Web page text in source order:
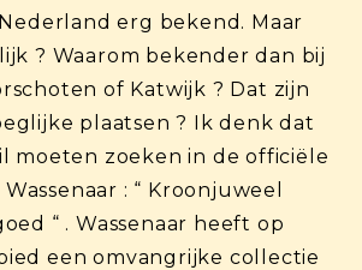
erg bekend. Maar
? Waarom bekender dan bij
of Katwijk ? Dat zijn
plaatsen ? Ik denk dat
moeten zoeken in de officiële
: “ Kroonjuweel
“ . Wassenaar heeft op
een omvangrijke collectie